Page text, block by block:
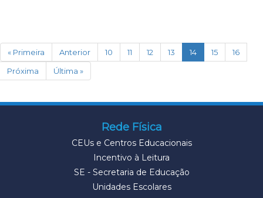
« Primeira Anterior 10 11 12 13 14(current)
15
16
Próxima
Última »
Rede Física
CEUs e Centros Educacionais
Incentivo à Leitura
SE - Secretaria de Educação
Unidades Escolares